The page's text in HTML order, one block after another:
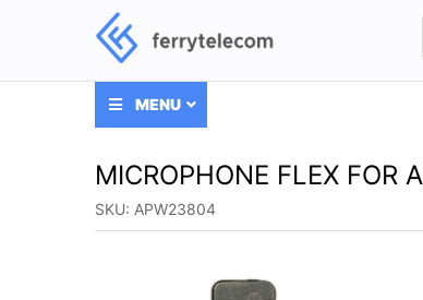
MENU
MICROPHONE FLEX FOR
SKU: APW23804